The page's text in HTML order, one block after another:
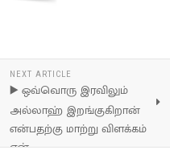
NEXT ARTICLE
▶️ ஒவ்வொரு இரவிலும்
அல்லாஹ் இறங்குகிறான்
என்பதற்கு மாற்று விளக்கம்
ஏன்